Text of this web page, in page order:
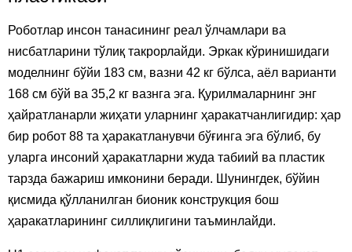
Роботлар инсон танасининг реал ўлчамлари ва
нисбатларини тўлиқ такрорлайди. Эркак кўринишидаги
моделнинг бўйи 183 см, вазни 42 кг бўлса, аёл варианти
168 см бўй ва 35,2 кг вазнга эга. Қурилмаларнинг энг
ҳайратланарли жиҳати уларнинг ҳаракатчанлигидир: ҳар
бир робот 88 та ҳаракатланувчи бўғинга эга бўлиб, бу
уларга инсоний ҳаракатларни жуда табиий ва пластик
тарзда бажариш имконини беради. Шунингдек, бўйин
қисмида қўлланилган бионик конструкция бош
ҳаракатларининг силлиқлигини таъминлайди.